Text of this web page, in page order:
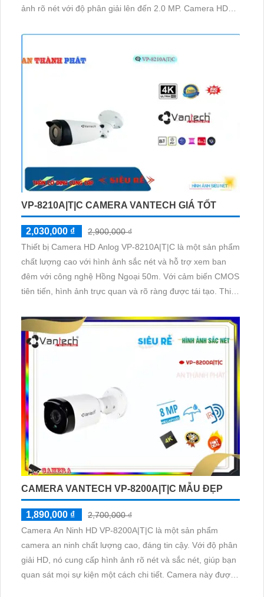
ảnh rõ nét với độ phân giải lên đến 2.0 MP. Camera HD
và BCS, giúp đảm bảo tính ổn định và tương thích với
VP-8210A|T|C CAMERA VANTECH GIÁ TỐT
2,030,000 ₫
2,900,000 ₫
Thiết bị Camera HD Anlog VP-8210A|T|C là một sản phẩm
chất lượng cao với hình ảnh sắc nét và hỗ trợ xem ban
đêm với công nghệ Hồng Ngoại 50m. Với cảm biến CMOS
tiên tiến, hình ảnh trực quan và rõ ràng được tái tạo. Thiết
Analog, mang đến sự linh hoạt và tiện lợi cho người sử
dụng. Chất lượng hình H
CAMERA VANTECH VP-8200A|T|C MẪU ĐẸP
1,890,000 ₫
2,700,000 ₫
Camera An Ninh HD VP-8200A|T|C là một sản phẩm
camera an ninh chất lượng cao, đáng tin cậy. Với độ phân
giải HD, nó cung cấp hình ảnh rõ nét và sắc nét, giúp bạn
quan sát mọi sự kiện một cách chi tiết. Camera này được